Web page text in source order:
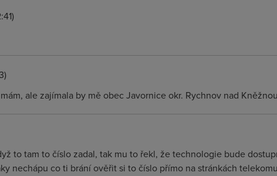
ale zajímala by mě obec Javornice okr. Rychnov nad
to tam to číslo zadal, tak mu to řekl, že technologie bude
nechápu co ti brání ověřit si to číslo přímo na stránkách